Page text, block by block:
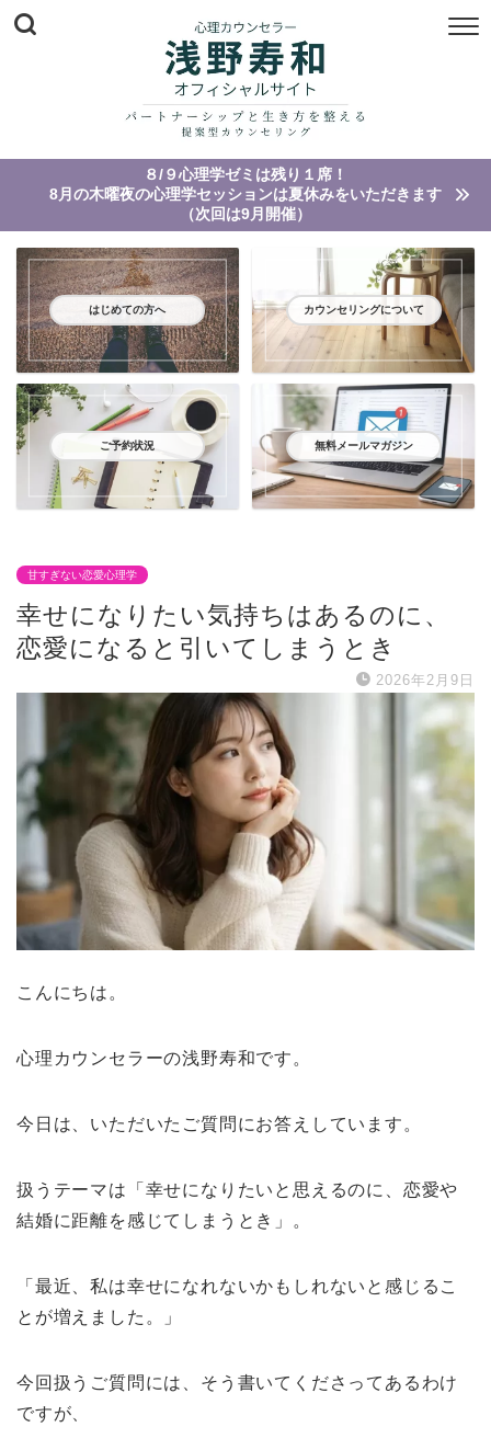
８/９心理学ゼミは残り１席！
8月の木曜夜の心理学セッションは夏休みをいただきます
（次回は9月開催）
はじめての方へ カウンセリングについて
ご予約状況 無料メールマガジン
甘すぎない恋愛心理学
幸せになりたい気持ちはあるのに、
恋愛になると引いてしまうとき
2026年2月9日
こんにちは。
心理カウンセラーの浅野寿和です。
今日は、いただいたご質問にお答えしています。
扱うテーマは「幸せになりたいと思えるのに、恋愛や
結婚に距離を感じてしまうとき」。
「最近、私は幸せになれないかもしれないと感じるこ
とが増えました。」
今回扱うご質問には、そう書いてくださってあるわけ
ですが、